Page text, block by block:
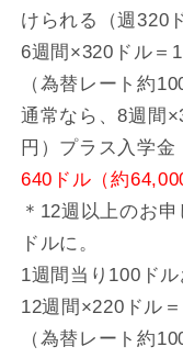
けられる（週320
6週間×320ドル＝
（為替レート約
通常なら、8週間
円）プラス入学金
640ドル（約
＊12週以上のお
ドルに。
1週間当り100ド
12週間×220ドル
（為替レート約